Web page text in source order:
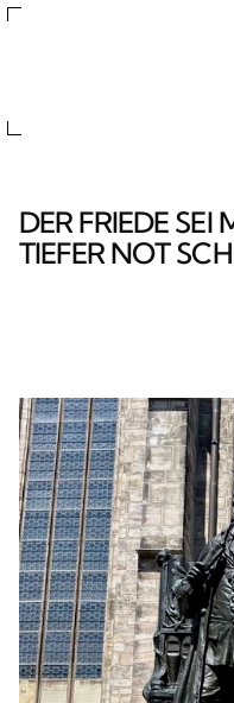
DER FRIEDE SEI
TIEFER NOT